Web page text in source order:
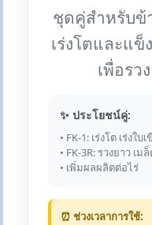
ชุดคู่สำหรับข้
เร่งโตและแข็
เพื่อรว
✨ ประโยชน์คู่:
• FK-1: เร่งโต เร่งใบ
• FK-3R: รวงยาว เ
• เพิ่มผลผลิตต่อไร่
⏰ ช่วงเวลาการใช้: